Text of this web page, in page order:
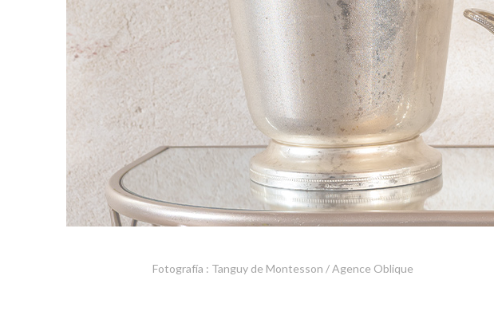
Fotografía : Tanguy de Montesson / Agence Oblique